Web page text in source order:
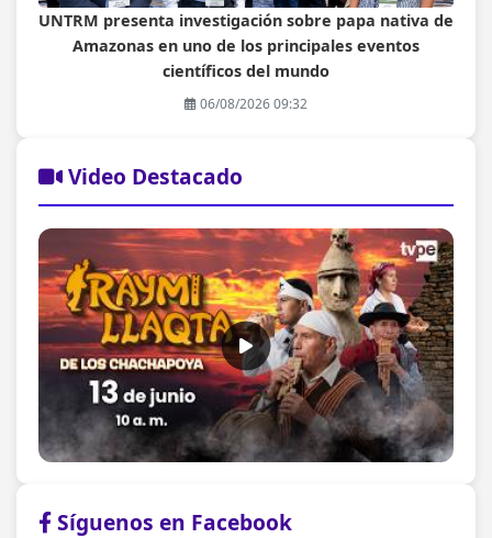
UNTRM presenta investigación sobre papa nativa de
Amazonas en uno de los principales eventos
científicos del mundo
06/08/2026 09:32
Video Destacado
Síguenos en Facebook